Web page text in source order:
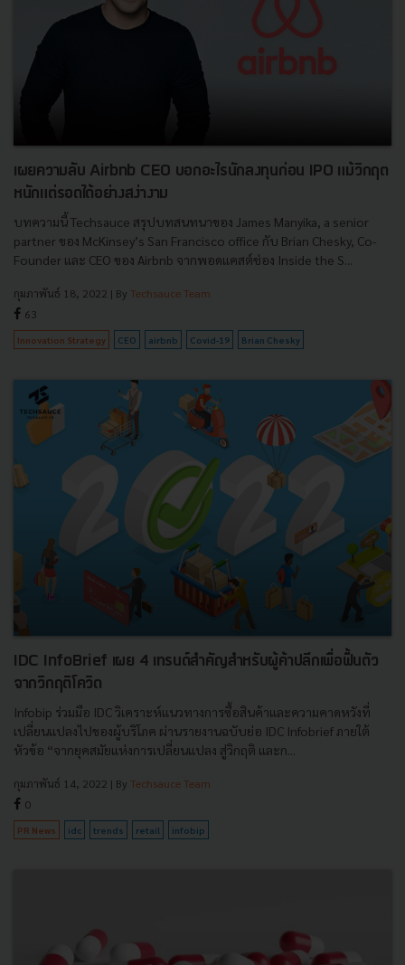
เผยความลับ Airbnb CEO บอกอะไรนักลงทุนก่อน IPO แม้วิกฤต
หนักแต่รอดได้อย่างสง่างาม
บทความนี้ Techsauce สรุปบทสนทนาของ James Manyika, a senior
partner ของ McKinsey’s San Francisco office กับ Brian Chesky, Co-
Founder และ CEO ของ Airbnb จากพอดแคสต์ช่อง Inside the S...
กุมภาพันธ์ 18, 2022 | By Techsauce Team
63
Innovation Strategy CEO airbnb Covid-19 Brian Chesky
IDC InfoBrief เผย 4 เทรนด์สำคัญสำหรับผู้ค้าปลีกเพื่อฟื้นตัว
จากวิกฤติโควิด
Infobip ร่วมมือ IDC วิเคราะห์แนวทางการซื้อสินค้าและความคาดหวังที่
เปลี่ยนแปลงไปของผู้บริโภค ผ่านรายงานฉบับย่อ IDC Infobrief ภายใต้
หัวข้อ “จากยุคสมัยแห่งการเปลี่ยนแปลง สู่วิกฤติ และก...
กุมภาพันธ์ 14, 2022 | By Techsauce Team
0
PR News idc trends retail infobip